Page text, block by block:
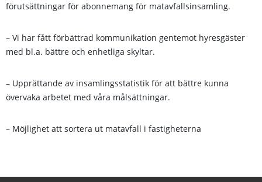
förutsättningar för abonnemang för matavfallsinsamling.
– Vi har fått förbättrad kommunikation gentemot hyresgäster
med bl.a. bättre och enhetliga skyltar.
– Upprättande av insamlingsstatistik för att bättre kunna
övervaka arbetet med våra målsättningar.
– Möjlighet att sortera ut matavfall i fastigheterna